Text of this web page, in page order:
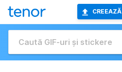
CREEAZĂ